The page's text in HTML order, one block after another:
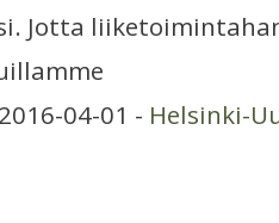
Jotta
04-01 - Helsinki-